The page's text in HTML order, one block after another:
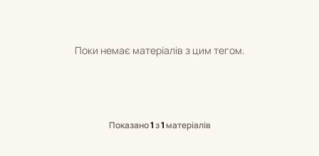
Поки немає матеріалів з цим тегом.
Показано1з1матеріалів